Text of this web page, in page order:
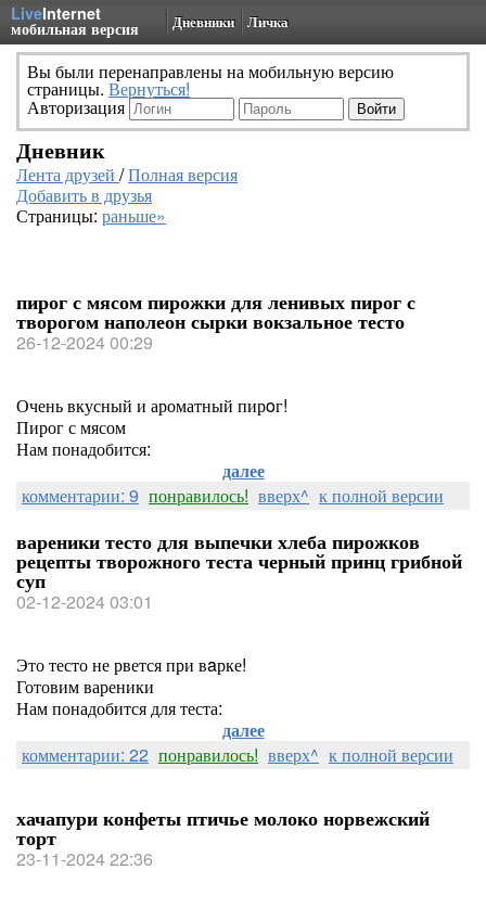
LiveInternet
мобильная версия Дневники Личка
Вы были перенаправлены на мобильную версию
страницы. Вернуться!
Авторизация
Дневник
Лента друзей /Полная версия
Добавить в друзья
Страницы: раньше»
пирог с мясом пирожки для ленивых пирог с
творогом наполеон сырки вокзальное тесто
26-12-2024 00:29
Очень вкусный и ароматный пирoг!
Пирог с мясом
Нам понадобится:
далее
комментарии: 9 понравилось! вверх^ к полной версии
вареники тесто для выпечки хлеба пирожков
рецепты творожного теста черный принц грибной
суп
02-12-2024 03:01
Это тесто не рвется при вaрке!
Готовим вареники
Нам понадобится для теста:
далее
комментарии: 22 понравилось! вверх^ к полной версии
хачапури конфеты птичье молоко норвежский
торт
23-11-2024 22:36